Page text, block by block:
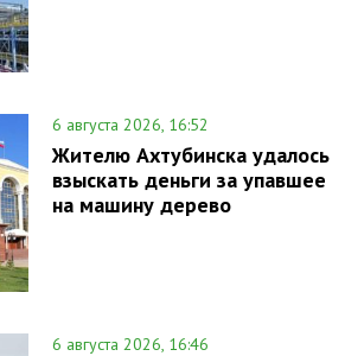
6 августа 2026, 16:52
Жителю Ахтубинска удалось
взыскать деньги за упавшее
на машину дерево
6 августа 2026, 16:46